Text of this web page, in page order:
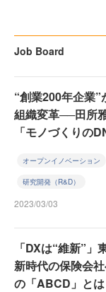
Job Board
“創業200年企業
組織変革──田所
「モノづくりの
オープンイノベーション
研究開発（R&D）
2023/03/03
「DXは“維新”」
新時代の保険会
の「ABCD」とは